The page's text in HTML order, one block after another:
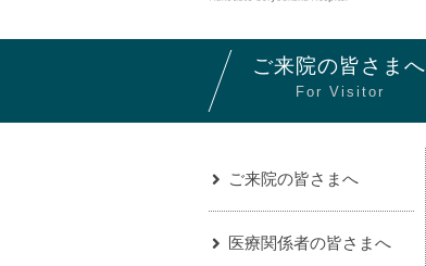
ご来院の皆さまへ
For Visitor
ご来院の皆さまへ
医療関係者の皆さまへ